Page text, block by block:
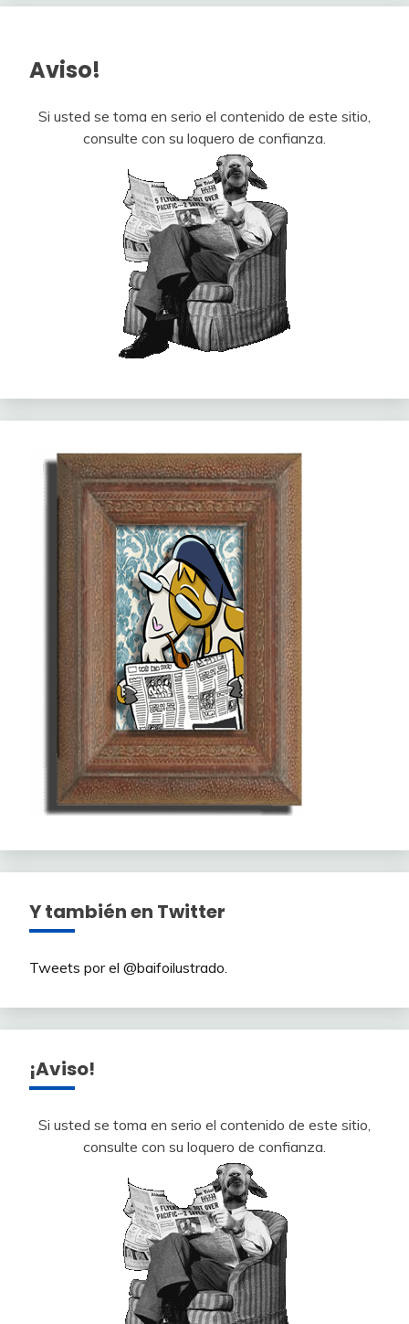
Aviso!
Si usted se toma en serio el contenido de este sitio,
consulte con su loquero de confianza.
Y también en Twitter
Tweets por el @baifoilustrado.
¡Aviso!
Si usted se toma en serio el contenido de este sitio,
consulte con su loquero de confianza.